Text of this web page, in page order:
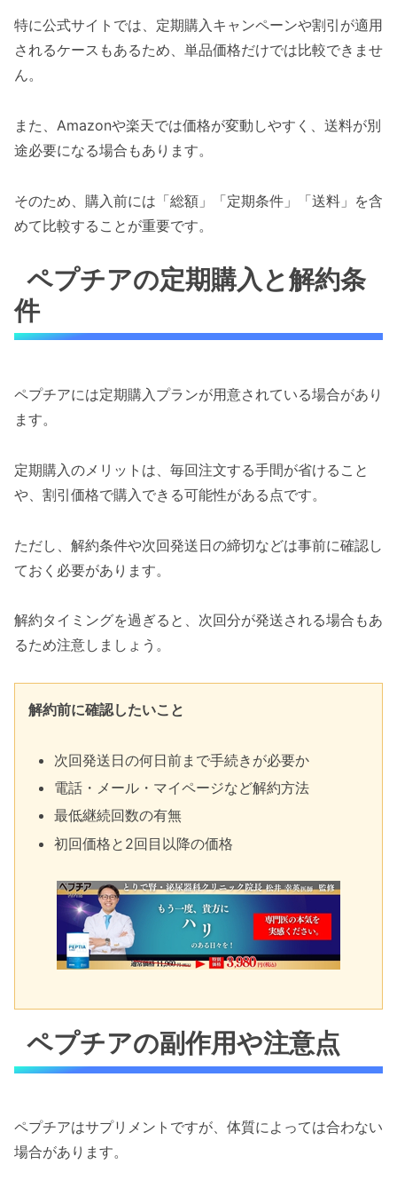
特に公式サイトでは、定期購入キャンペーンや割引が適用
されるケースもあるため、単品価格だけでは比較できませ
ん。
また、Amazonや楽天では価格が変動しやすく、送料が別
途必要になる場合もあります。
そのため、購入前には「総額」「定期条件」「送料」を含
めて比較することが重要です。
ペプチアの定期購入と解約条
件
ペプチアには定期購入プランが用意されている場合があり
ます。
定期購入のメリットは、毎回注文する手間が省けること
や、割引価格で購入できる可能性がある点です。
ただし、解約条件や次回発送日の締切などは事前に確認し
ておく必要があります。
解約タイミングを過ぎると、次回分が発送される場合もあ
るため注意しましょう。
解約前に確認したいこと
次回発送日の何日前まで手続きが必要か
電話・メール・マイページなど解約方法
最低継続回数の有無
初回価格と2回目以降の価格
ペプチアの副作用や注意点
ペプチアはサプリメントですが、体質によっては合わない
場合があります。